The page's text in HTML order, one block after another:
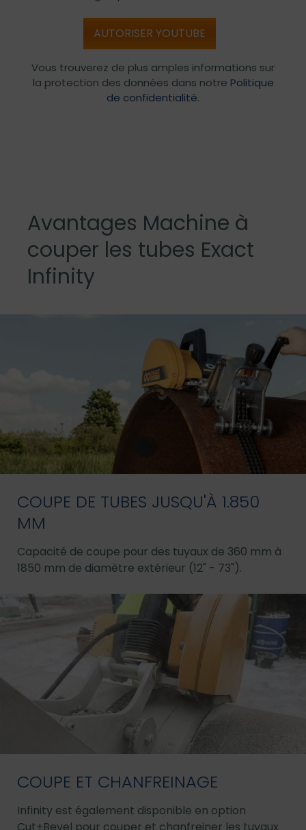
AUTORISER YOUTUBE
Vous trouverez de plus amples informations sur
la protection des données dans notre Politique
de confidentialité.
Avantages Machine à
couper les tubes Exact
Infinity
COUPE DE TUBES JUSQU'À 1.850
MM
Capacité de coupe pour des tuyaux de 360 mm à
1850 mm de diamètre extérieur (12" - 73").
COUPE ET CHANFREINAGE
Infinity est également disponible en option
Cut+Bevel pour couper et chanfreiner les tuyaux